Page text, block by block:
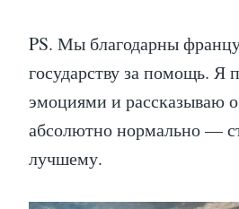
PS. Мы благодарны
государству за помощь. Я
эмоциями и рассказываю
абсолютно нормально —
лучшему.